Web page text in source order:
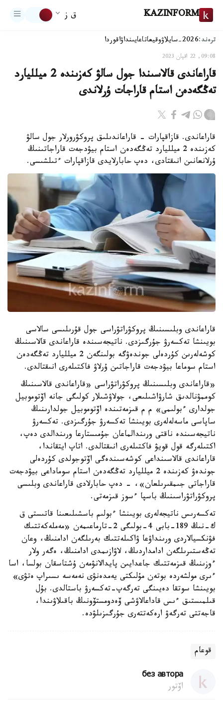
KAZINFORM ق ز
ترەند:2026-سايلاۋ وقيعاتاعايىنداۋاقوردا
09:08, 22 اقپان 2023
قاراعاندى قالاسىندا جول سالۋ كەزىندە 2 ميلليارد
تەڭگەدەن استام قاراجات ۇرلاندى
قاراعاندى. قازاقپارات - قاراعاندىلىق پروكۋرورلار جول سالۋ
كەزىندە 2 ميلليارد تەڭگەدەن استام بيۋدجەت قاراجاتىنىڭ
ۇرلانعانىن انىقتادى، دەپ حابارلايدى قازاقپارات ءتىلشىسى.
قاراعاندى وبلىسىنىڭ پروكۋراتۋراسى جول قۇرىلىسى سالاسى
بويىنشا تەكسەرۋ جۇرگىزدى. ناتيجەسىندە قاراعاندى قالاسىنىڭ
كوشەلەرىن كۇردەلى جوندەۋگە بولىنگەن 2 ميلليارد تەڭگەدەن
استام سوماعا بيۋدجەت قاراجاتىن ۇرلاۋ فاكتىلەرى انىقتالدى.
«قاراعاندى وبلىسىنىڭ پروكۋراتۋراسى «قاراعاندى قالاسىنىڭ
كوممۋنالدىق شارۋاشىلىعى، جولاۋشىلار كولىگى جانە اۆتوموبيل
جولدارى ءبولىمى» م م قىزمەتىندە اۆتوموبيل جولدارىنىڭ
ساپاسى ماسەلەلەرى بويىنشا تەكسەرۋ جۇرگىزدى. تەكسەرۋ
ناتيجەسىندە ناقتى ورىندالماعان جۇمىستارعا ورىندالدى دەپ،
اكتىلەرگە قول قويۋ فاكتىلەرى انىقتالدى. اتاپ ايتقاندا،
قاراعاندى قالاسىنداعى كوشەسىندەگى اۆتوجولدى كۇردەلى
جوندەۋ كەزىندە 2 ميلليارد تەڭگەدەن استام سوماداعى بيۋدجەت
قاراجاتى جىمقىرىلعان»، - دەپ حابارلادى قاراعاندى وبلىسى
پروكۋراتۋراسىنىڭ باسپا ءسوز قىزمەتى.
تەكسەرىس ناتيجەلەرى بويىنشا ءبولىم باسشىلىعىنا قاتىستى ق
ك-نىڭ 189-بابى 4-بولىگى 2-تارماعىمەن «مەملەكەتتىك
فۋنكسيالاردى ورىنداۋعا ۋاكىلەتتىك بەرىلگەن ادامنىڭ، وعان
تەڭەستىرىلگەن ادامداردىڭ، لاۋازىمدى ادامنىڭ، ەگەر ولار
ءوزىنىڭ قىزمەتتىك جاعدايىن پايدالانۋمەن ۇشتاسقان بولسا، اسا
ءىرى مولشەردە بوتەن مۇلىكتى يەمدەنۋى نەمەسە ىسىراپ ەتۋى»
بويىنشا سوتقا دەيىنگى تەرگەپ-تەكسەرۋ باستالدى. بۇل
قىلمىستىق ءىس قاداعالاۋشى ۆەدومستۆونىڭ باقىلاۋىندا،
قاجەتتى تەرگەۋ ارەكەتتەرى جۇرگىزىلۋدە.
قوعام
без автора
اۆتور